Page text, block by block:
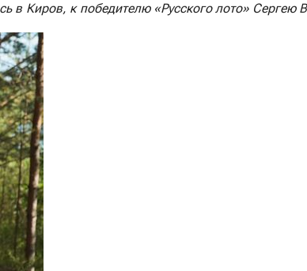
Киров, к победителю «Русского лото» Сергею